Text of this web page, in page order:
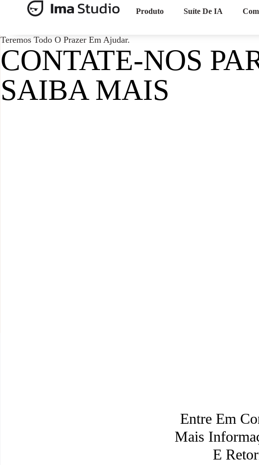
Produto Suíte De IA
Teremos Todo O Prazer Em Ajudar.
CONTATE-NOS
SAIBA MAIS
Entre Em
Mais
E